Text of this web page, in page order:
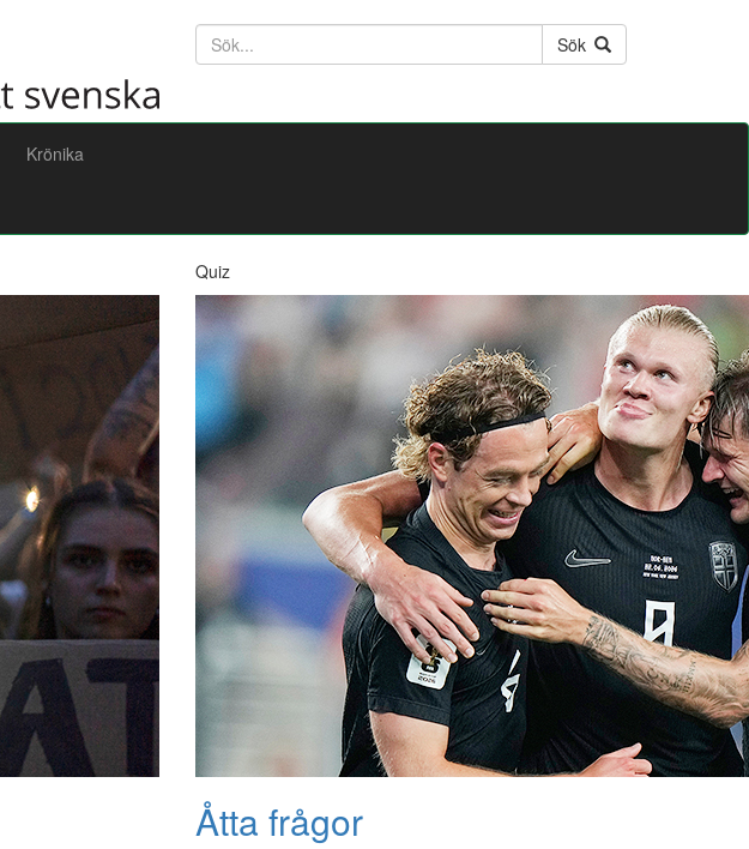
Söktext
Sök
Krönika
Quiz
Åtta frågor